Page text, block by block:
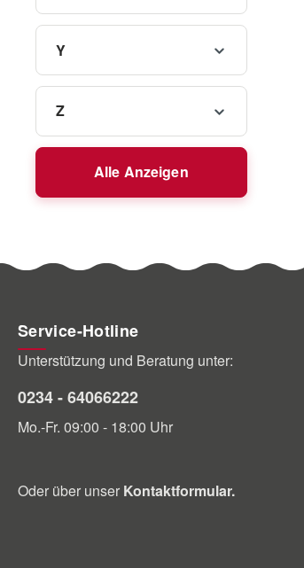
Y
Z
Alle Anzeigen
Service-Hotline
Unterstützung und Beratung unter:
0234 - 64066222
Mo.-Fr. 09:00 - 18:00 Uhr
Oder über unser Kontaktformular.